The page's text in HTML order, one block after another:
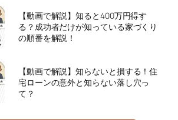
【動画で解説】知ると400万円得す
る？成功者だけが知っている家づくり
の順番を解説！
【動画で解説】知らないと損する！住
宅ローンの意外と知らない落し穴っ
て？